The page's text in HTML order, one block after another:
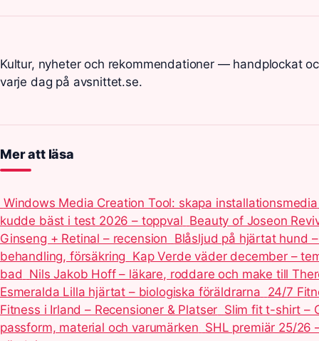
Kultur, nyheter och rekommendationer — handplockat
varje dag på avsnittet.se.
Mer att läsa
Windows Media Creation Tool: skapa installationsmedia
kudde bäst i test 2026 – toppval Beauty of Joseon
Ginseng + Retinal – recension Blåsljud på hjärtat hund
behandling, försäkring Kap Verde väder december –
bad Nils Jakob Hoff – läkare, roddare och make till
Esmeralda Lilla hjärtat – biologiska föräldrarna 24/7
Fitness i Irland – Recensioner & Platser Slim fit t-shirt –
passform, material och varumärken SHL premiär 25/26